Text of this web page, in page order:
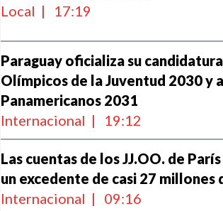
Local | 17:19
Paraguay oficializa su
Olímpicos de la Juventud 2030 y
Panamericanos 2031
Internacional | 19:12
Las cuentas de los JJ.OO. de
un excedente de casi 27 millones
Internacional | 09:16